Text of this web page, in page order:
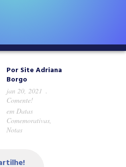
Por Site Adriana
Borgo
jan 20, 2021
Comente!
em Datas
Comemorativas,
Notas